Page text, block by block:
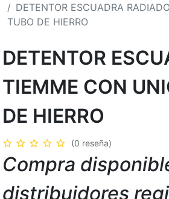
DETENTOR ESCUADRA
TUBO DE HIERRO
DETENTOR
TIEMME CON
DE HIERRO
(0 reseña)
Compra
distribuidores